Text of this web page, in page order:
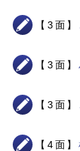
【3面】
【3面】
【3面】
【4面】